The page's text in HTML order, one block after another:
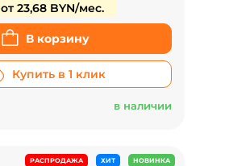
от 23,68 BYN/мес.
В корзину
Купить в 1 клик
в наличии
РАСПРОДАЖА ХИТ НОВИНКА